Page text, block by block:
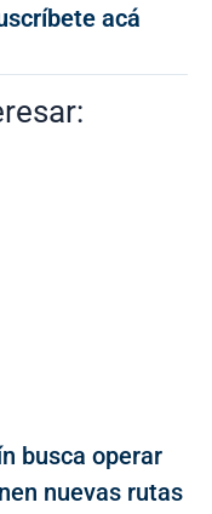
acá
busca operar
nuevas rutas